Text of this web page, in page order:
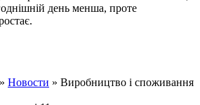
день менша, проте
» Новости » Виробництво і споживання